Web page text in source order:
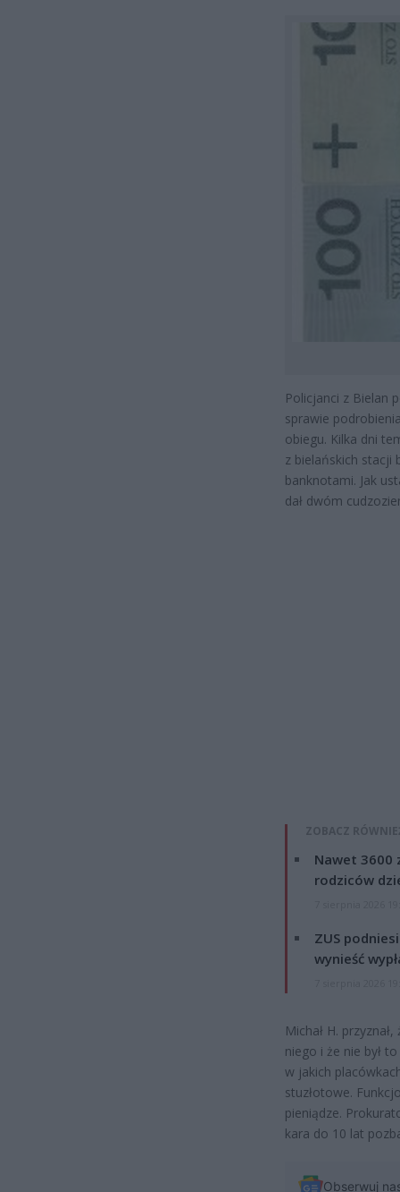
Policjanci z Bielan
sprawie
obiegu. Kilka dni
z bielańskich stacji
banknotami. Jak
dał dwóm
ZOBACZ
Nawet 3600
rodziców
ZUS
wynieść
Michał H.
niego i że nie był
w jakich
stuzłotowe.
pieniądze.
kara do 10 lat
Obserwuj